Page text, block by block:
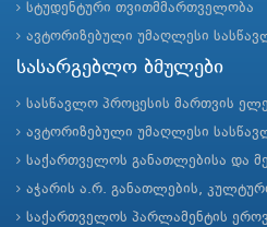
სტუდენტური თვითმმართველობა
ავტორიზებული უმაღლესი
სასარგებლო ბმულები
სასწავლო პროცესის მართვის
ავტორიზებული უმაღლესი
საქართველოს განათლებისა და
აჭარის ა.რ. განათლების,
საქართველოს პარლამენტის